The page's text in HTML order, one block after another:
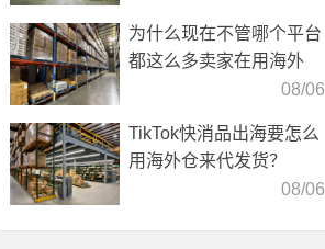
为什么现在不管哪个平台
都这么多卖家在用海外
08/06
TikTok快消品出海要怎么
用海外仓来代发货？
08/06